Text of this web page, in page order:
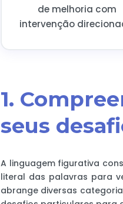
de melhoria com
intervenção
1.
seus
A linguagem figurativa
literal das palavras para
abrange diversas